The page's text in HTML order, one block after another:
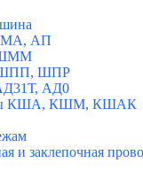
шина
МА, АП
ШММ
ШПП, ШПР
АД0
КША, КШМ, КШАК
и заклепочная